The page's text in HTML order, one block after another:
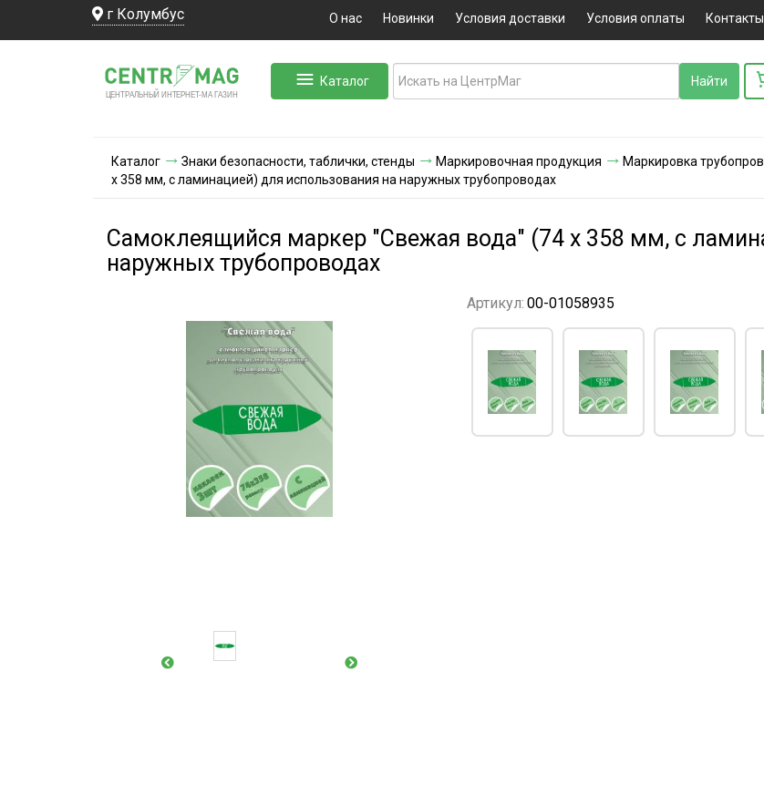
г Колумбус О нас Новинки Условия доставки Условия оплаты Контакты
ЦЕНТРАЛЬНЫЙ ИНТЕРНЕТ-МА ГАЗИН
Каталог
Каталог Знаки безопасности, таблички, стенды Маркировочная продукция Маркировка
х 358 мм, с ламинацией) для использования на наружных трубопроводах
Самоклеящийся маркер "Свежая вода" (74 х 358 мм, с
наружных трубопроводах
Артикул: 00-01058935